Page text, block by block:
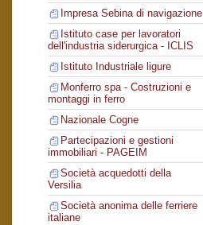
Impresa Sebina di navigazione
Istituto case per lavoratori
dell'industria siderurgica - ICLIS
Istituto Industriale ligure
Monferro spa - Costruzioni e
montaggi in ferro
Nazionale Cogne
Partecipazioni e gestioni
immobiliari - PAGEIM
Società acquedotti della
Versilia
Società anonima delle ferriere
italiane